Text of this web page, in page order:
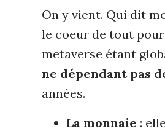
On y vient. Qui dit
le coeur de tout
metaverse étant
ne dépendant pas
années.
La monnaie :